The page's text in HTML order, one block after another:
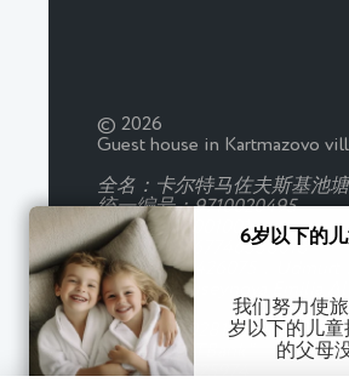
© 2026
Guest house in Kartmazovo
全名：卡尔特马佐夫斯基池
统一编号：9710020495
检查站:180001001
OGRN：5167746338018
法定地址：426075，Udmurt
总干事：Huseynova Emilia
付款户口
帐号：
银行：JSC"TBank"
电话：044525974
6岁以下的
我们努力使
岁以下的儿童
的父母